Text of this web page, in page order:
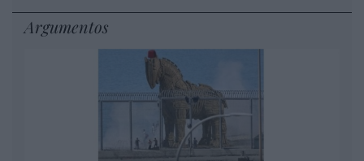
Argumentos